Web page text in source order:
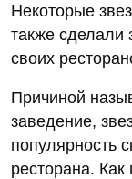
Некоторые
также сделали
своих
Причиной
заведение,
популярность
ресторана.